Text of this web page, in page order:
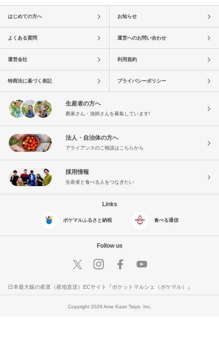
はじめての方へ お知らせ
よくある質問 運営へのお問い合わせ
運営会社 利用規約
特商法に基づく表記 プライバシーポリシー
生産者の方へ
農家さん・漁師さんを募集しています!
法人・自治体の方へ
アライアンスのご相談はこちらから
採用情報
生産者と食べる人をつなぎたい
Links
ポケマルふるさと納税 食べる通信
Follow us
日本最大級の産直（産地直送）ECサイト『ポケットマルシェ（ポケマル）』
Copyright 2026 Ame Kaze Taiyo, Inc.